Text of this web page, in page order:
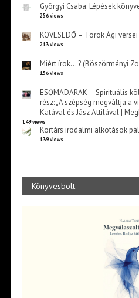
Györgyi Csaba: Lépések
256 views
KÖVESEDŐ – Török Ági versei
213 views
Miért írok… ? (Böszörményi
156 views
ESŐMADARAK – Spirituális
rész: „A szépség megváltja a
Katával és Jász Attilával |
149 views
Kortárs irodalmi alkotások
139 views
Könyvesbolt